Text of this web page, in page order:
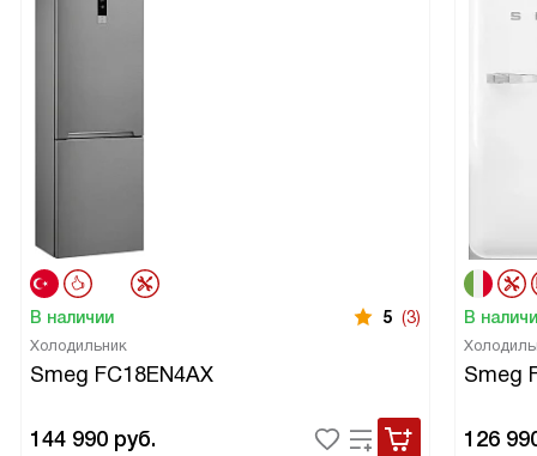
В наличии 5 (3)
Холодильник
Smeg FC18EN4AX
144 990 руб.
В
Smeg
126